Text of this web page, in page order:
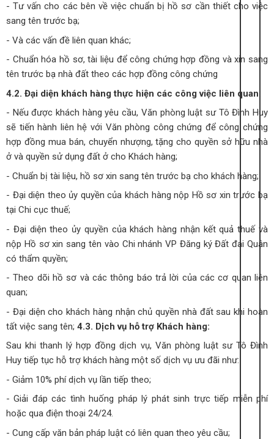
- Tư vấn cho các bên về việc chuẩn bị hồ sơ cần thiết cho việc
sang tên trước bạ;
- Và các vấn đề liên quan khác;
- Chuẩn hóa hồ sơ, tài liệu để công chứng hợp đồng và xin sang
tên trước bạ nhà đất theo các hợp đồng công chứng
4.2. Đại diện khách hàng thực hiện các công việc liên quan:
- Nếu được khách hàng yêu cầu, Văn phòng luật sư Tô Đình Huy
sẽ tiến hành liên hệ với Văn phòng công chứng để công chứng
hợp đồng mua bán, chuyển nhượng, tặng cho quyền sở hữu nhà
ở và quyền sử dụng đất ở cho Khách hàng;
- Chuẩn bị tài liệu, hồ sơ xin sang tên trước bạ cho khách hàng;
- Đại diện theo ủy quyền của khách hàng nộp Hồ sơ xin trước bạ
tại Chi cục thuế;
- Đại diện theo ủy quyền của khách hàng nhận kết quả thuế và
nộp Hồ sơ xin sang tên vào Chi nhánh VP Đăng ký Đất đai Quận
có thẩm quyền;
- Theo dõi hồ sơ và các thông báo trả lời của các cơ quan liên
quan;
- Đại diện cho khách hàng nhận chủ quyền nhà đất sau khi hoàn
tất việc sang tên; 4.3. Dịch vụ hỗ trợ Khách hàng:
Sau khi thanh lý hợp đồng dịch vụ, Văn phòng luật sư Tô Đình
Huy tiếp tục hỗ trợ khách hàng một số dịch vụ ưu đãi như:
- Giảm 10% phí dịch vụ lần tiếp theo;
- Giải đáp các tình huống pháp lý phát sinh trực tiếp miễn phí
hoặc qua điện thoại 24/24.
- Cung cấp văn bản pháp luật có liên quan theo yêu cầu;